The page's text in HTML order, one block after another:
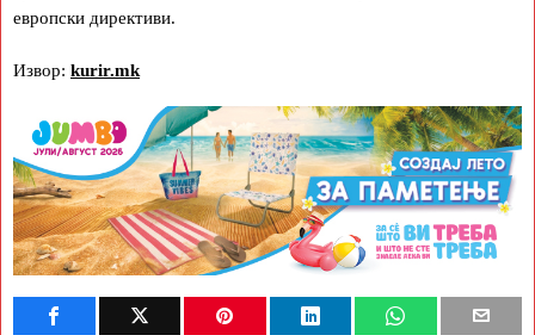
европски директиви.
Извор: kurir.mk